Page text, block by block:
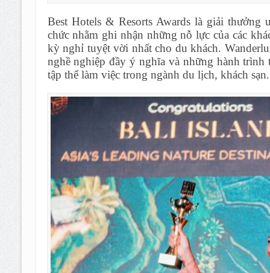
Best Hotels & Resorts Awards là giải
chức nhằm ghi nhận những nỗ lực của các
kỳ nghỉ tuyệt vời nhất cho du khách.
nghề nghiệp đầy ý nghĩa và những hành trình
tập thể làm việc trong ngành du lịch, khách sạn.